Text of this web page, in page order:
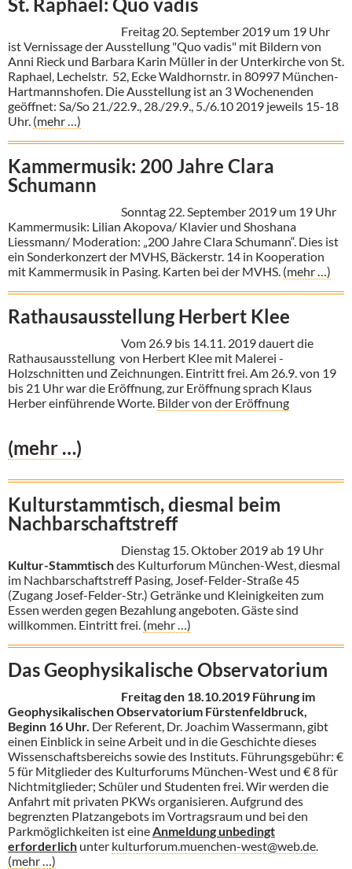
Freitag 20. September 2019 um 19 Uhr
ist Vernissage der Ausstellung "Quo vadis" mit Bildern von
Anni Rieck und Barbara Karin Müller in der Unterkirche von St.
Raphael, Lechelstr. 52, Ecke Waldhornstr. in 80997 München-
Hartmannshofen. Die Ausstellung ist an 3 Wochenenden
geöffnet: Sa/So 21./22.9., 28./29.9., 5./6.10 2019 jeweils 15-18
Uhr. (mehr …)
Kammermusik: 200 Jahre Clara
Schumann
Sonntag 22. September 2019 um 19 Uhr
Kammermusik: Lilian Akopova/ Klavier und Shoshana
Liessmann/ Moderation: „200 Jahre Clara Schumann“. Dies ist
ein Sonderkonzert der MVHS, Bäckerstr. 14 in Kooperation
mit Kammermusik in Pasing. Karten bei der MVHS. (mehr …)
Rathausausstellung Herbert Klee
Vom 26.9 bis 14.11. 2019 dauert die
Rathausausstellung von Herbert Klee mit Malerei -
Holzschnitten und Zeichnungen. Eintritt frei. Am 26.9. von 19
bis 21 Uhr war die Eröffnung, zur Eröffnung sprach Klaus
Herber einführende Worte. Bilder von der Eröffnung
(mehr …)
Kulturstammtisch, diesmal beim
Nachbarschaftstreff
Dienstag 15. Oktober 2019 ab 19 Uhr
Kultur-Stammtischdes Kulturforum München-West, diesmal
im Nachbarschaftstreff Pasing, Josef-Felder-Straße 45
(Zugang Josef-Felder-Str.) Getränke und Kleinigkeiten zum
Essen werden gegen Bezahlung angeboten. Gäste sind
willkommen. Eintritt frei. (mehr …)
Das Geophysikalische Observatorium
Freitag den 18.10.2019 Führung im
Geophysikalischen Observatorium Fürstenfeldbruck,
Beginn 16 Uhr. Der Referent, Dr. Joachim Wassermann, gibt
einen Einblick in seine Arbeit und in die Geschichte dieses
Wissenschaftsbereichs sowie des Instituts. Führungsgebühr: €
5 für Mitglieder des Kulturforums München-West und € 8 für
Nichtmitglieder; Schüler und Studenten frei. Wir werden die
Anfahrt mit privaten PKWs organisieren. Aufgrund des
begrenzten Platzangebots im Vortragsraum und bei den
Parkmöglichkeiten ist eineAnmeldung unbedingt
erforderlich unter kulturforum.muenchen-west@web.de.
(mehr …)